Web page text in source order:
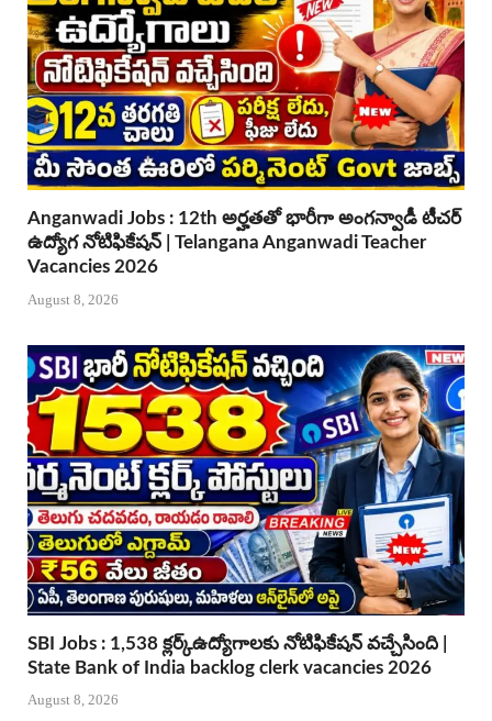
Anganwadi Jobs : 12th అర్హతతో భారీగా అంగన్వాడీ టీచర్
ఉద్యోగ నోటిఫికేషన్ | Telangana Anganwadi Teacher
Vacancies 2026
August 8, 2026
SBI Jobs : 1,538 క్లర్క్ఉద్యోగాలకు నోటిఫికేషన్ వచ్చేసింది |
State Bank of India backlog clerk vacancies 2026
August 8, 2026